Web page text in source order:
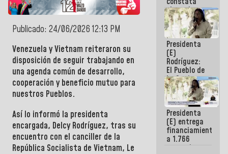
Publicado: 24/06/2026 12:13 PM
Venezuela yVietnam reiteraron su
disposición de seguir trabajando en
una agenda común de desarrollo,
cooperación y beneficio mutuo para
nuestros Pueblos.
Así lo informó la presidenta
encargada, Delcy Rodríguez, tras su
encuentro con el canciller de la
República Socialista de Vietnam, Le
obras de
rehabilitación
de Escuela
Militar de
Mamo en La
Guaira
Presidenta
(E)
Rodríguez:
El Pueblo de
La Guaira
siempre
estará
acompañada
por el
Gobierno
Nacional
Presidenta
(E) entrega
financiamientos
a 1.766
comerciantes